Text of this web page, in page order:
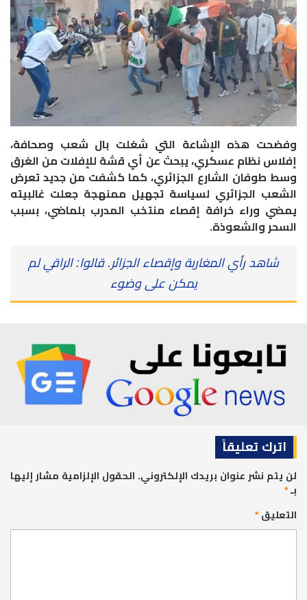
وفضحت هذه الإشاعة التي شغلت بال شعب وصحافة،
إفلاس نظام عسكري، يبحث عن أي قشة للإفلات من الغرق
وسط طوفان الشارع الجزائري، كما كشفت من جديد تعرض
الشعب الجزائري لسياسة تجهيل ممنهجة جعلت غالبيته
يمضي وراء خرافة إقصاء منتخب المدرب بلماضي، بسبب
السحر والشعوذة.
شاهد رأي المغاربة وإقصاء الجزائر. قالوا: الراقي لم
يمكن على وضوء
اترك تعليقاً
لن يتم نشر عنوان بريدك الإلكتروني. الحقول الإلزامية مشار إليها
*
التعليق*